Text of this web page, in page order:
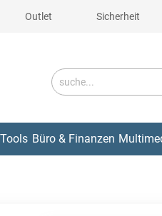
Outlet Sicherheit
Büro & Finanzen